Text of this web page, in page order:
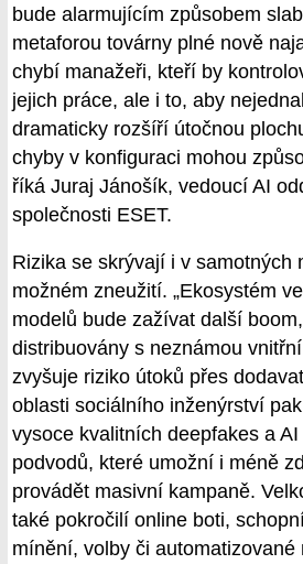
bude alarmujícím způsobem
metaforou továrny plné nově
chybí manažeři, kteří by
jejich práce, ale i to, aby
dramaticky rozšíří útočnou
chyby v konfiguraci mohou
říká Juraj Jánošík, vedoucí AI
společnosti ESET.
Rizika se skrývají i v samotných
možném zneužití. „Ekosystém
modelů bude zažívat další
distribuovány s neznámou
zvyšuje riziko útoků přes
oblasti sociálního inženýrství
vysoce kvalitních deepfakes a
podvodů, které umožní i méně
provádět masivní kampaně.
také pokročilí online boti,
mínění, volby či automatizované